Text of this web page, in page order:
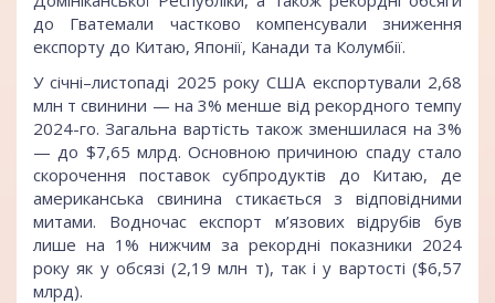
до Гватемали частково компенсували зниження
експорту до Китаю, Японії, Канади та Колумбії.
У січні–листопаді 2025 року США експортували 2,68
млн т свинини — на 3% менше від рекордного темпу
2024-го. Загальна вартість також зменшилася на 3%
— до $7,65 млрд. Основною причиною спаду стало
скорочення поставок субпродуктів до Китаю, де
американська свинина стикається з відповідними
митами. Водночас експорт м’язових відрубів був
лише на 1% нижчим за рекордні показники 2024
року як у обсязі (2,19 млн т), так і у вартості ($6,57
млрд).